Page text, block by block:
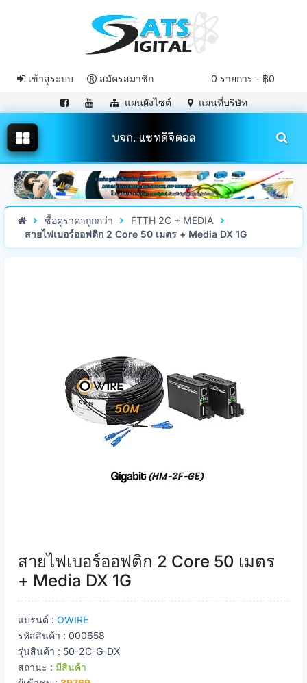
0 รายการ - ฿0
เข้าสู่ระบบ สมัครสมาชิก
แผนผังไซต์ แผนที่บริษัท
บจก. แซทดิจิตอล
ซื้อคู่ราคาถูกกว่า
FTTH 2C + MEDIA
สายไฟเบอร์ออฟติก 2 Core 50 เมตร + Media DX 1G
สายไฟเบอร์ออฟติก 2 Core 50 เมตร
+ Media DX 1G
แบรนด์ : OWIRE
รหัสสินค้า : 000658
รุ่นสินค้า : 50-2C-G-DX
สถานะ : มีสินค้า